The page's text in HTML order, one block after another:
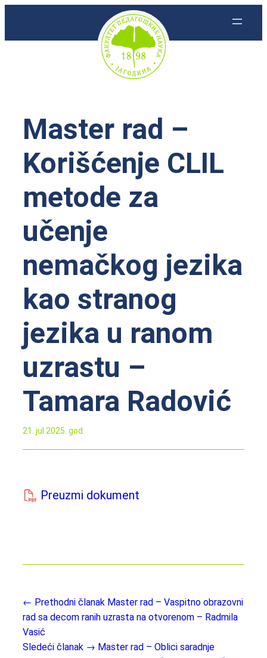
Master rad –
Korišćenje CLIL
metode za
učenje
nemačkog jezika
kao stranog
jezika u ranom
uzrastu –
Tamara Radović
21. jul 2025. god.
Preuzmi dokument
← Prethodni članak Master rad – Vaspitno obrazovni
rad sa decom ranih uzrasta na otvorenom – Radmila
Vasić
Sledeći članak → Master rad – Oblici saradnje